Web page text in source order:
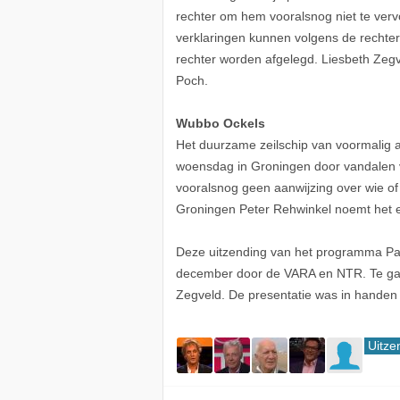
rechter om hem vooralsnog niet te
verklaringen kunnen volgens de
rechter worden afgelegd. Liesbeth
Poch.
Wubbo Ockels
Het duurzame zeilschip van voormalig
woensdag in Groningen door
vooralsnog geen aanwijzing over wie
Groningen Peter Rehwinkel noemt het
Deze uitzending van het programma
december door de VARA en NTR. Te
Zegveld. De presentatie was in